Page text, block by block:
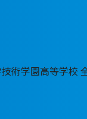
術学園高等学校